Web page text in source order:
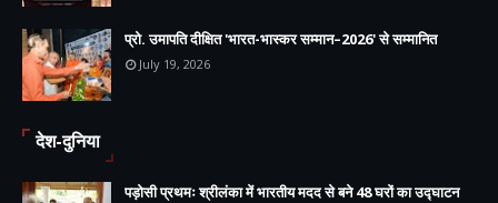
प्रो. उमापति दीक्षित 'भारत-भास्कर सम्मान–2026' से सम्मानित
July 19, 2026
देश-दुनिया
पड़ोसी प्रथमः श्रीलंका में भारतीय मदद से बने 48 घरों का उद्घाटन